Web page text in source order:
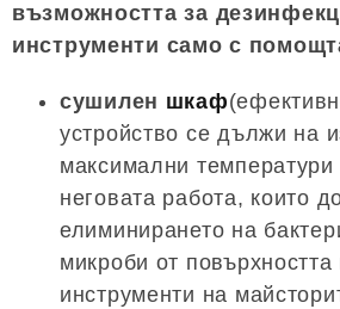
възможността за
инструменти само с
сушилен шкаф
устройство се дължи на
максимални
неговата работа, които
елиминирането на
микроби от повърхността
инструменти на